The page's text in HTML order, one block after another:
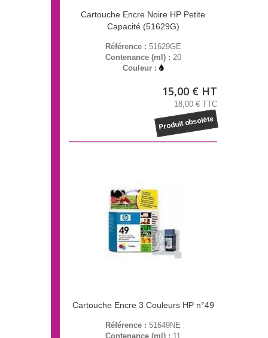
Cartouche Encre Noire HP Petite
Capacité (51629G)
Référence : 51629GE
Contenance (ml) : 20
Couleur :
15,00 € HT
18,00 € TTC
Produit obsolète
Cartouche Encre 3 Couleurs HP n°49
Référence : 51649NE
Contenance (ml) : 11